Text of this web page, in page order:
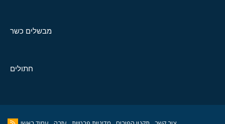
מבשלים כשר
חתולים